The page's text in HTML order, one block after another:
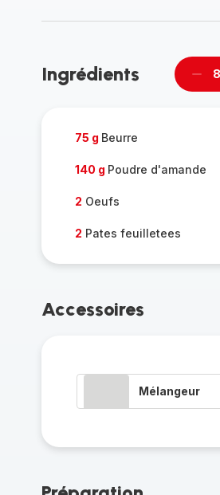
Ingrédients
75 g Beurre
140 g Poudre d'amande
2 Oeufs
2 Pates feuilletees
Accessoires
Mélangeur